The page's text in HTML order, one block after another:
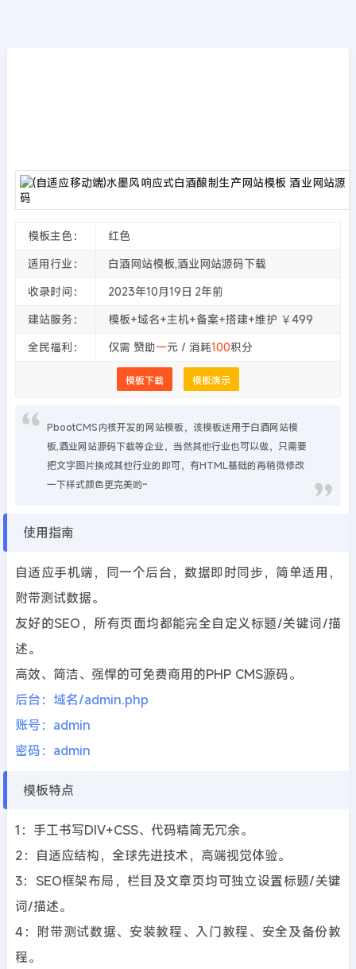
模板主色：
红色
适用行业：
白酒网站模板,酒业网站源码下载
收录时间：
2023年10月19日 2年前
建站服务：
模板+域名+主机+备案+搭建+维护 ￥499
全民福利：
仅需 赞助一元 / 消耗100积分
模板下载 模板演示
PbootCMS内核开发的网站模板，该模板适用于白酒网站模
板,酒业网站源码下载等企业，当然其他行业也可以做，只需要
把文字图片换成其他行业的即可，有HTML基础的再稍微修改
一下样式颜色更完美哟~
使用指南
自适应手机端，同一个后台，数据即时同步，简单适用，
附带测试数据。
友好的SEO，所有页面均都能完全自定义标题/关键词/描
述。
高效、简洁、强悍的可免费商用的PHP CMS源码。
后台：域名/admin.php
账号：admin
密码：admin
模板特点
1：手工书写DIV+CSS、代码精简无冗余。
2：自适应结构，全球先进技术，高端视觉体验。
3：SEO框架布局，栏目及文章页均可独立设置标题/关键
词/描述。
4：附带测试数据、安装教程、入门教程、安全及备份教
程。